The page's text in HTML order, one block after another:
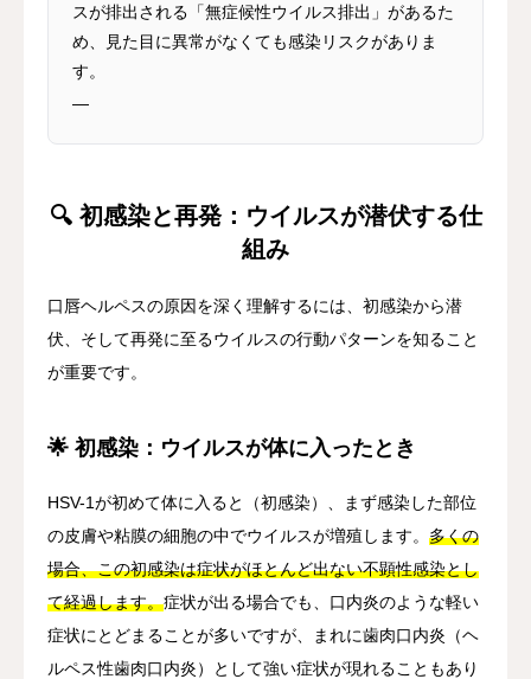
スが排出される「無症候性ウイルス排出」があるた
め、見た目に異常がなくても感染リスクがありま
す。
—
🔍 初感染と再発：ウイルスが潜伏する仕
組み
口唇ヘルペスの原因を深く理解するには、初感染から潜
伏、そして再発に至るウイルスの行動パターンを知ること
が重要です。
🌟 初感染：ウイルスが体に入ったとき
HSV-1が初めて体に入ると（初感染）、まず感染した部位
の皮膚や粘膜の細胞の中でウイルスが増殖します。 多くの
場合、この初感染は症状がほとんど出ない不顕性感染とし
て経過します。症状が出る場合でも、口内炎のような軽い
症状にとどまることが多いですが、まれに歯肉口内炎（ヘ
ルペス性歯肉口内炎）として強い症状が現れることもあり